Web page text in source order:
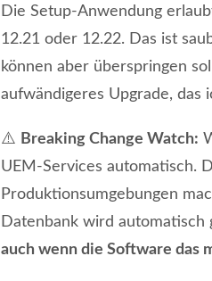
Die Setup-Anwendung
12.21 oder 12.22. Das ist
können aber überspringen
aufwändigeres Upgrade, das
⚠️ Breaking Change Watch:
UEM-Services automatisch.
Produktionsumgebungen
Datenbank wird automatisch
auch wenn die Software das